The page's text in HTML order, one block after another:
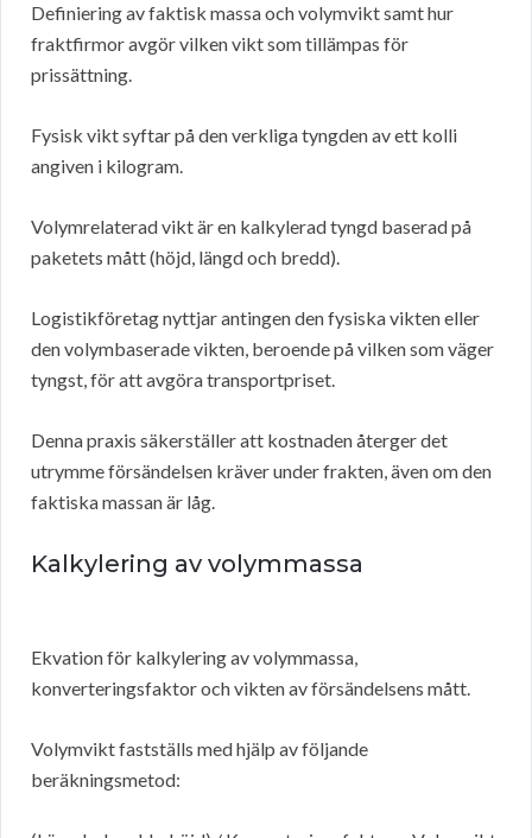
Definiering av faktisk massa och volymvikt samt hur
fraktfirmor avgör vilken vikt som tillämpas för
prissättning.
Fysisk vikt syftar på den verkliga tyngden av ett kolli
angiven i kilogram.
Volymrelaterad vikt är en kalkylerad tyngd baserad på
paketets mått (höjd, längd och bredd).
Logistikföretag nyttjar antingen den fysiska vikten eller
den volymbaserade vikten, beroende på vilken som väger
tyngst, för att avgöra transportpriset.
Denna praxis säkerställer att kostnaden återger det
utrymme försändelsen kräver under frakten, även om den
faktiska massan är låg.
Kalkylering av volymmassa
Ekvation för kalkylering av volymmassa,
konverteringsfaktor och vikten av försändelsens mått.
Volymvikt fastställs med hjälp av följande
beräkningsmetod: